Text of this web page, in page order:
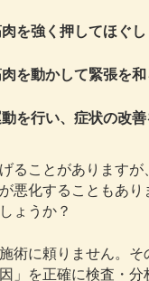
を強く押してほぐ
を動かして緊張を
を行い、症状の改
ることがあります
悪化することもあ
ょうか？
術に頼りません。
」を正確に検査・